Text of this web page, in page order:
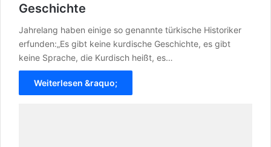
Geschichte
Jahrelang haben einige so genannte türkische Historiker
erfunden:„Es gibt keine kurdische Geschichte, es gibt
keine Sprache, die Kurdisch heißt, es…
Weiterlesen &raquo;